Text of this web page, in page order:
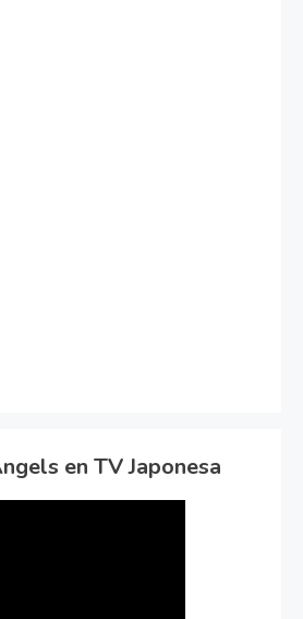
en TV Japonesa